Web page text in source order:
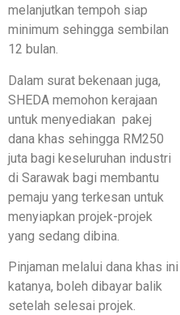
melanjutkan tempoh siap
minimum sehingga sembilan
12 bulan.
Dalam surat bekenaan juga,
SHEDA memohon kerajaan
untuk menyediakan pakej
dana khas sehingga RM250
juta bagi keseluruhan industri
di Sarawak bagi membantu
pemaju yang terkesan untuk
menyiapkan projek-projek
yang sedang dibina.
Pinjaman melalui dana khas ini
katanya, boleh dibayar balik
setelah selesai projek.